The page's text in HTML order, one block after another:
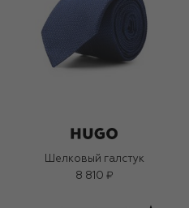
Шелковый галстук
8 810 ₽